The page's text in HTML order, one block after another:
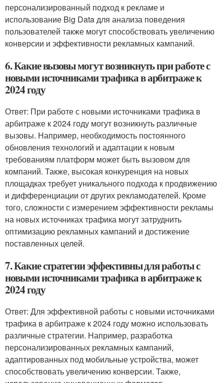
персонализированный подход к рекламе и
использование Big Data для анализа поведения
пользователей также могут способствовать увеличению
конверсии и эффективности рекламных кампаний.
6. Какие вызовы могут возникнуть при работе с
новыми источниками трафика в арбитраже к
2024 году
Ответ: При работе с новыми источниками трафика в
арбитраже к 2024 году могут возникнуть различные
вызовы. Например, необходимость постоянного
обновления технологий и адаптации к новым
требованиям платформ может быть вызовом для
компаний. Также, высокая конкуренция на новых
площадках требует уникального подхода к продвижению
и дифференциации от других рекламодателей. Кроме
того, сложности с измерением эффективности рекламы
на новых источниках трафика могут затруднить
оптимизацию рекламных кампаний и достижение
поставленных целей.
7. Какие стратегии эффективны для работы с
новыми источниками трафика в арбитраже к
2024 году
Ответ: Для эффективной работы с новыми источниками
трафика в арбитраже к 2024 году можно использовать
различные стратегии. Например, разработка
персонализированных рекламных кампаний,
адаптированных под мобильные устройства, может
способствовать увеличению конверсии. Также,